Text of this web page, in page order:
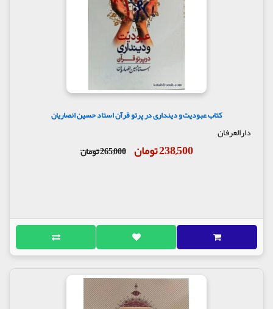
کتاب عبودیت و دینداری در پرتو قرآن استاد حسین انصاریان
دارالعرفان
238,500 تومان 265,000 تومان